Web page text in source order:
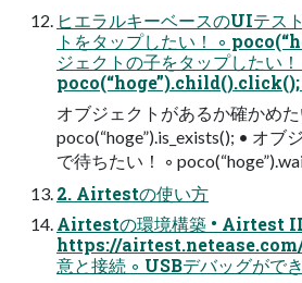
ヒエラルキーベースのUIテス
トをタップしたい！ ◦
ジェクトの子をタップしたい！
poco(“hoge”).child().click();
オブジェクトがあるか確かめた
poco(“hoge”).is_exists(); • オブ
で待ちたい！ ◦
2. Airtestの使い方
Airtestの環境構築 • Airtest
https://airtest.netease.com/
意と接続 ◦ USBデバッグがで